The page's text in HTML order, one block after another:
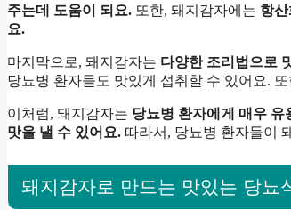
주는데 도움이 되요. 또한, 돼지감자에는 항
요.
마지막으로, 돼지감자는 다양한 조리법으로
당뇨병 환자들도 맛있게 섭취할 수 있어요. 또
이처럼, 돼지감자는 당뇨병 환자에게 매우
맛을 낼 수 있어요. 따라서, 당뇨병 환자들이
돼지감자로 만드는 맛있는 당뇨